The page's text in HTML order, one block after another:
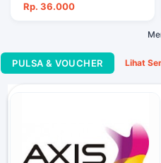
Rp. 36.000
PULSA & VOUCHER Lihat